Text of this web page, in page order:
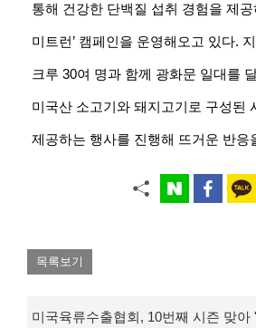
통해 건강한 단백질 섭취 경험을 제공
미트런’ 캠페인을 운영해오고 있다.
크루 30여 명과 함께 광화문 일대를
미국산 소고기와 돼지고기로 구성된
제공하는 행사를 진행해 뜨거운 반응
목록보기
미국육류수출협회, 10번째 시즌 맞아